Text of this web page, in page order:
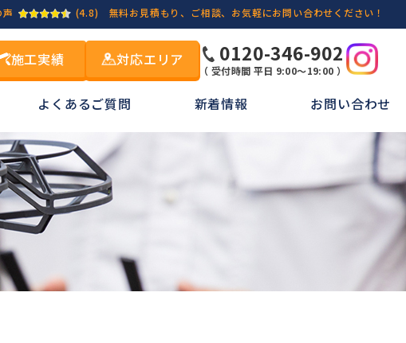
(4.8) 無料お見積もり、ご相談、お気軽にお問い合わせください！
施工実績 対応エリア 0120-346-902
（ 受付時間 平日 9:00～19:00 ）
よくあるご質問 新着情報 お問い合わせ